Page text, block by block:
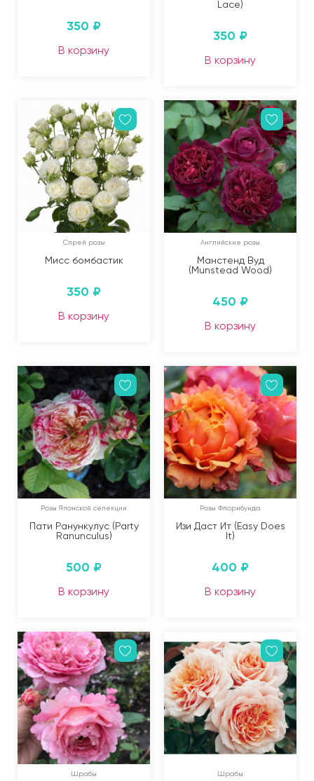
350 ₽
В корзину
Lace)
350 ₽
В корзину
Спрей розы
Мисс бомбастик
350 ₽
В корзину
Английские розы
Манстенд Вуд
(Munstead Wood)
450 ₽
В корзину
Розы Японской селекции
Пати Ранункулус (Party
Ranunculus)
500 ₽
В корзину
Розы Флорибунда
Изи Даст Ит (Easy Does
It)
400 ₽
В корзину
Шрабы Шрабы